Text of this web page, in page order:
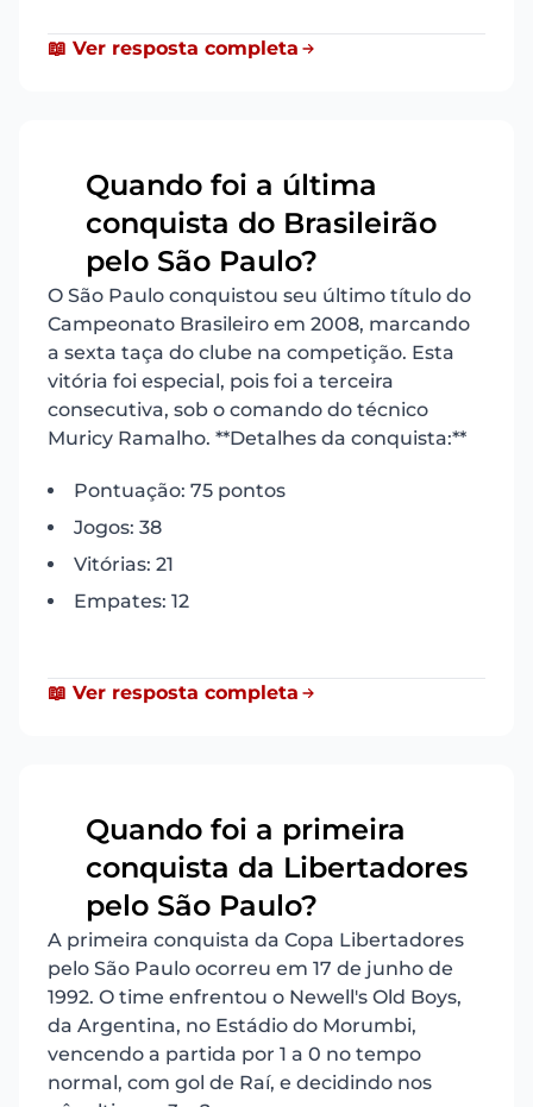
📖 Ver resposta completa
Quando foi a última
conquista do Brasileirão
pelo São Paulo?
O São Paulo conquistou seu último título do
Campeonato Brasileiro em 2008, marcando
a sexta taça do clube na competição. Esta
vitória foi especial, pois foi a terceira
consecutiva, sob o comando do técnico
Muricy Ramalho. **Detalhes da conquista:**
Pontuação: 75 pontos
Jogos: 38
Vitórias: 21
Empates: 12
📖 Ver resposta completa
Quando foi a primeira
conquista da Libertadores
pelo São Paulo?
A primeira conquista da Copa Libertadores
pelo São Paulo ocorreu em 17 de junho de
1992. O time enfrentou o Newell's Old Boys,
da Argentina, no Estádio do Morumbi,
vencendo a partida por 1 a 0 no tempo
normal, com gol de Raí, e decidindo nos